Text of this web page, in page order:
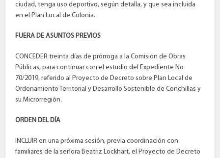
ciudad, tenga uso deportivo, según detalla, y que sea incluida
en el Plan Local de Colonia.
FUERA DE ASUNTOS PREVIOS
CONCEDER treinta días de prórroga a la Comisión de Obras
Públicas, para continuar con el estudio del Expediente No
70/2019, referido al Proyecto de Decreto sobre Plan Local de
Ordenamiento Territorial y Desarrollo Sostenible de Conchillas y
su Microrregión.
ORDEN DEL DÍA
INCLUIR en una próxima sesión, previa coordinación con
familiares de la señora Beatriz Lockhart, el Proyecto de Decreto